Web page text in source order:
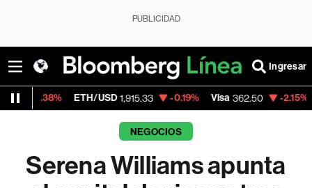
PUBLICIDAD
Ingresar
ETH/USD 1,915.33 -0.19% Visa 362.50 -2.15%
NEGOCIOS
Serena Williams apunta